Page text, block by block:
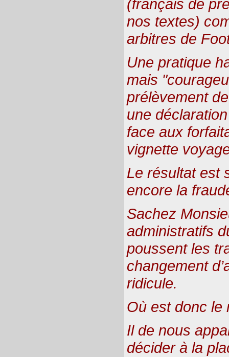
(français de
nos textes)
arbitres de
Une pratique
mais
prélèvement
une
face aux
vignette
Le résultat est
encore la
Sachez
administratifs
poussent les
changement
ridicule.
Où est donc le
Il de nous
décider à la